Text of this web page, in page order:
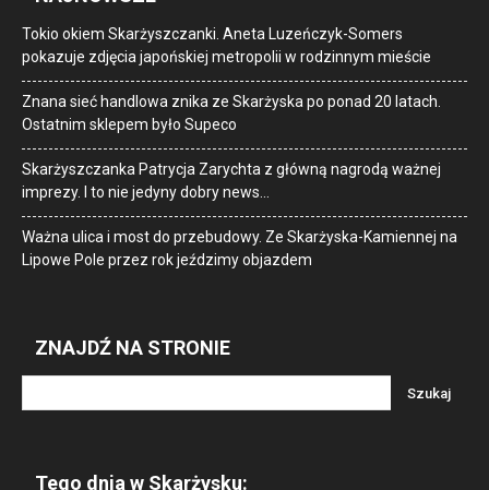
Tokio okiem Skarżyszczanki. Aneta Luzeńczyk-Somers
pokazuje zdjęcia japońskiej metropolii w rodzinnym mieście
Znana sieć handlowa znika ze Skarżyska po ponad 20 latach.
Ostatnim sklepem było Supeco
Skarżyszczanka Patrycja Zarychta z główną nagrodą ważnej
imprezy. I to nie jedyny dobry news…
Ważna ulica i most do przebudowy. Ze Skarżyska-Kamiennej na
Lipowe Pole przez rok jeździmy objazdem
ZNAJDŹ NA STRONIE
Tego dnia w Skarżysku: